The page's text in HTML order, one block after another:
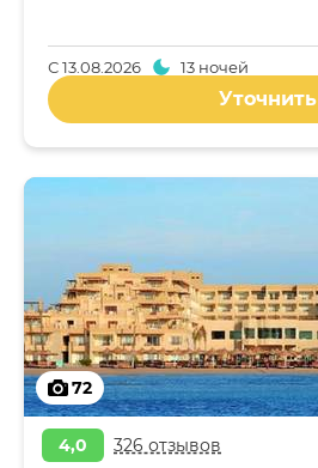
С13.08.2026 13 ночей
Уточнить
72
4,0 326 отзывов